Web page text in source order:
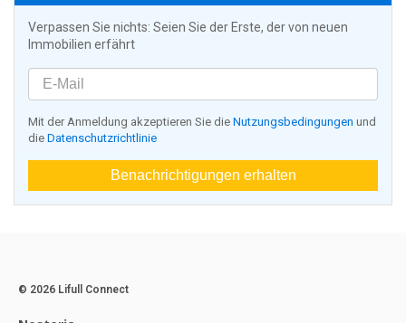
Verpassen Sie nichts: Seien Sie der Erste, der von neuen
Immobilien erfährt
Mit der Anmeldung akzeptieren Sie die Nutzungsbedingungen und
die Datenschutzrichtlinie
Benachrichtigungen erhalten
© 2026 Lifull Connect